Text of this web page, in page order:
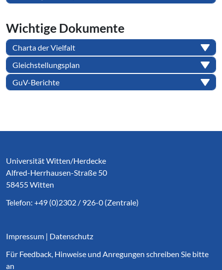
Wichtige Dokumente
Charta der Vielfalt
Gleichstellungsplan
GuV-Berichte
Universität Witten/Herdecke
Alfred-Herrhausen-Straße 50
58455 Witten
Telefon: +49 (0)2302 / 926-0 (Zentrale)
Impressum | Datenschutz
Für Feedback, Hinweise und Anregungen schreiben Sie bitte
an